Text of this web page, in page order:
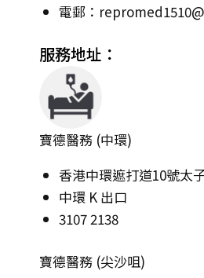
電郵：
服務地址：
寶德醫務 (中環)
香港中環遮打道10號太
中環 K 出口
3107 2138
寶德醫務 (尖沙咀)